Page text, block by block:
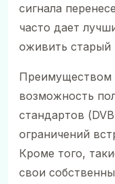
сигнала
часто дает
оживить старый
Преимуществом
возможность
стандартов
ограничений
Кроме того,
свои